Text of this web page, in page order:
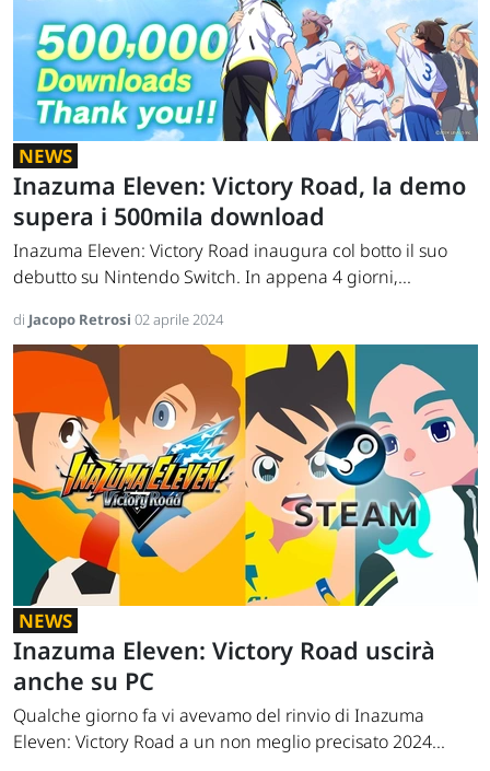
NEWS
Inazuma Eleven: Victory Road, la demo
supera i 500mila download
Inazuma Eleven: Victory Road inaugura col botto il suo
debutto su Nintendo Switch. In appena 4 giorni,...
di Jacopo Retrosi 02 aprile 2024
NEWS
Inazuma Eleven: Victory Road uscirà
anche su PC
Qualche giorno fa vi avevamo del rinvio di Inazuma
Eleven: Victory Road a un non meglio precisato 2024...